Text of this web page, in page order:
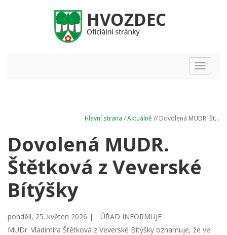
Hlavní
nabídka
Hlavní strana /Aktuálně // Dovolená MUDR. Št...
Dovolená MUDR.
Štětková z Veverské
Bítýšky
pondělí, 25. květen 2026 |
ÚŘAD INFORMUJE
MUDr. Vladimíra Štětková z Veverské Bítýšky oznamuje, že ve